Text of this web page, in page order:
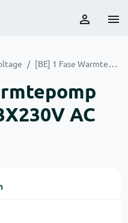
[BE] 1 Fase Warmtepomp aansluiten op 3X230V AC
AC